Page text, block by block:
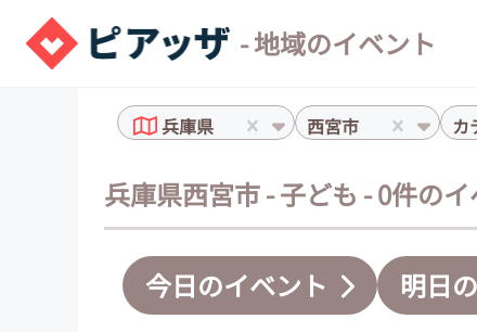
- 地域のイベント
兵庫県 西宮市 カ
兵庫県西宮市 - 子ども - 0件の
今日のイベント 明日